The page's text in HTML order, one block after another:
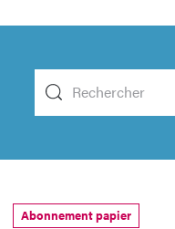
Abonnement papier